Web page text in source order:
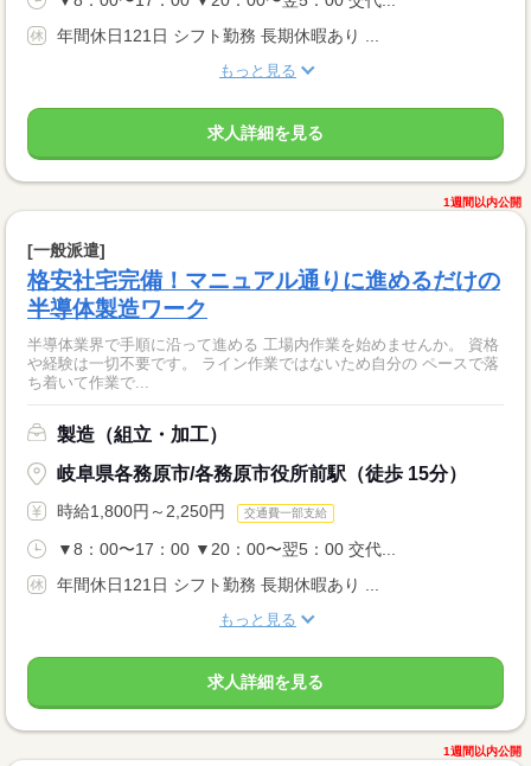
年間休日121日 シフト勤務 長期休暇あり ...
もっと見る
求人詳細を見る
1週間以内公開
[一般派遣]
格安社宅完備！マニュアル通りに進めるだけの
半導体製造ワーク
半導体業界で手順に沿って進める 工場内作業を始めませんか。 資格
や経験は一切不要です。 ライン作業ではないため自分の ペースで落
ち着いて作業で...
製造（組立・加工）
岐阜県各務原市/各務原市役所前駅（徒歩 15分）
時給1,800円～2,250円 交通費一部支給
▼8：00〜17：00 ▼20：00〜翌5：00 交代...
年間休日121日 シフト勤務 長期休暇あり ...
もっと見る
求人詳細を見る
1週間以内公開